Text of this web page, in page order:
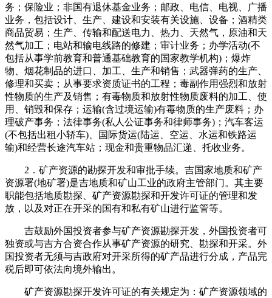
务；保险业；非国有退休基金业务；邮政、电信、电视、广播
业务，包括设计、生产、建设和安装有关设施、设备；酒精类
商品贸易；生产、传输和配送电力、热力、天然气，原油和天
然气加工；电站和输电线路的修建；审计业务；办学活动(不
包括从事学前教育和普通基础教育的国家教学机构)；爆炸
物、烟花制品的进口、加工、生产和销售；武器弹药的生产、
修理和买卖；从事要求资质证书的工程；毒副作用强烈和放射
性物质的生产及销售；有毒物质和放射性物质废料的加工、使
用、销毁和保存；运输(含过境运输)有毒物质的生产废料；办
理破产事务；法律事务(私人公证事务和律师事务)；汽车客运
(不包括出租小轿车)、国际货运(陆运、空运、水运和铁路运
输)和经营长途汽车站；现金和贵重物品汇递、托收业务。
2．矿产资源的勘探开发和审批手续。吉国家地质和矿产
资源署(地矿署)是吉地质和矿山工业的政府主管部门。其主要
职能包括地质勘探、矿产资源勘探和开发许可证的管理和发
放，以及对正在开采的国有和私有矿山进行监管等。
吉鼓励外国投资者参与矿产资源勘探开发，外国投资者可
独资或与吉方合资合作从事矿产资源的研究、勘探和开采。外
国投资者无须与吉政府对开采所得的矿产品进行分成，产品完
税后即可依法向境外输出。
矿产资源勘探开发许可证的有关规定为：矿产资源领域的